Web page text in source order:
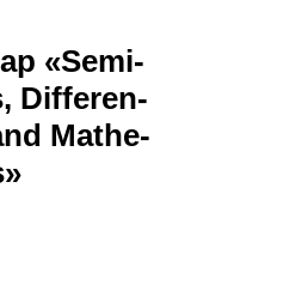
«Sem­i­
Dif­fer­en­
Math­e­